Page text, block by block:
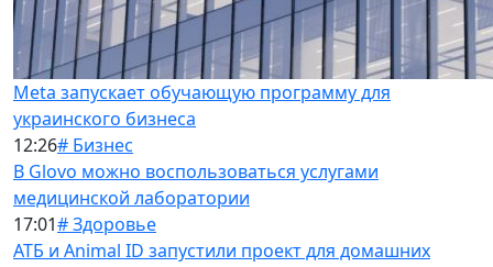
Meta запускает обучающую программу для
украинского бизнеса
12:26# Бизнес
В Glovo можно воспользоваться услугами
медицинской лаборатории
17:01# Здоровье
АТБ и Animal ID запустили проект для домашних